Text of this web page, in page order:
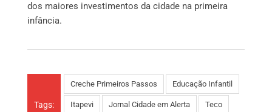
dos maiores investimentos da cidade na primeira
infância.
Tags:
Creche Primeiros Passos Educação Infantil
Itapevi Jornal Cidade em Alerta Teco